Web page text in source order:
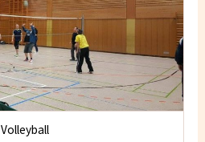
Volleyball